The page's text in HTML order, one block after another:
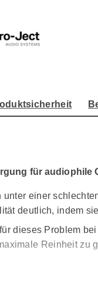
für audiophile
einer
deutlich, indem
dieses Problem
Reinheit zu